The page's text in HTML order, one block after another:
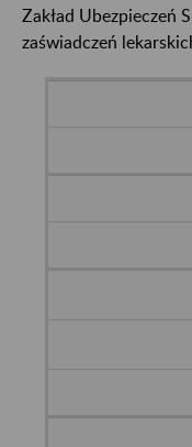
Zakład Ubezpieczeń
zaświadczeń